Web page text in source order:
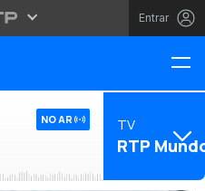
Entrar
NO AR TV
RTP